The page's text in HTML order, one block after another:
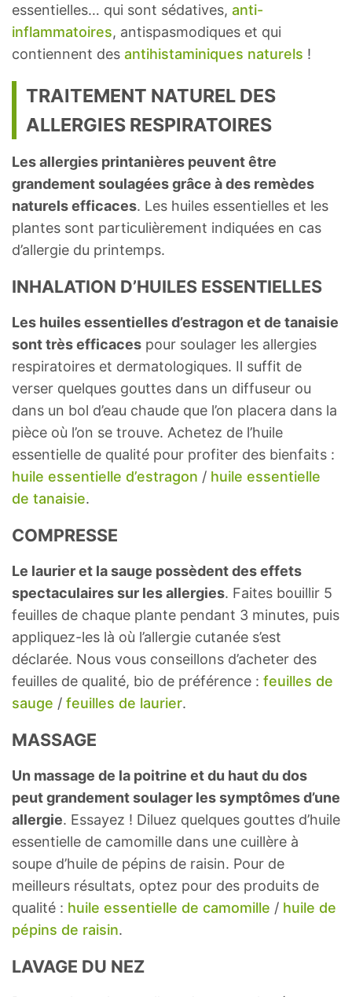
essentielles… qui sont sédatives, anti-
inflammatoires, antispasmodiques et qui
contiennent des antihistaminiques naturels !
TRAITEMENT NATUREL DES
ALLERGIES RESPIRATOIRES
Les allergies printanières peuvent être
grandement soulagées grâce à des remèdes
naturels efficaces. Les huiles essentielles et les
plantes sont particulièrement indiquées en cas
d’allergie du printemps.
INHALATION D’HUILES ESSENTIELLES
Les huiles essentielles d’estragon et de tanaisie
sont très efficaces pour soulager les allergies
respiratoires et dermatologiques. Il suffit de
verser quelques gouttes dans un diffuseur ou
dans un bol d’eau chaude que l’on placera dans la
pièce où l’on se trouve. Achetez de l’huile
essentielle de qualité pour profiter des bienfaits :
huile essentielle d’estragon / huile essentielle
de tanaisie.
COMPRESSE
Le laurier et la sauge possèdent des effets
spectaculaires sur les allergies. Faites bouillir 5
feuilles de chaque plante pendant 3 minutes, puis
appliquez-les là où l’allergie cutanée s’est
déclarée. Nous vous conseillons d’acheter des
feuilles de qualité, bio de préférence : feuilles de
sauge / feuilles de laurier.
MASSAGE
Un massage de la poitrine et du haut du dos
peut grandement soulager les symptômes d’une
allergie. Essayez ! Diluez quelques gouttes d’huile
essentielle de camomille dans une cuillère à
soupe d’huile de pépins de raisin. Pour de
meilleurs résultats, optez pour des produits de
qualité : huile essentielle de camomille / huile de
pépins de raisin.
LAVAGE DU NEZ